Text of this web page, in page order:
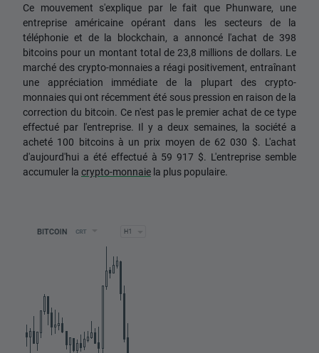
Ce mouvement s'explique par le fait que Phunware, une
entreprise américaine opérant dans les secteurs de la
téléphonie et de la blockchain, a annoncé l'achat de 398
bitcoins pour un montant total de 23,8 millions de dollars. Le
marché des crypto-monnaies a réagi positivement, entraînant
une appréciation immédiate de la plupart des crypto-
monnaies qui ont récemment été sous pression en raison de la
correction du bitcoin. Ce n'est pas le premier achat de ce type
effectué par l'entreprise. Il y a deux semaines, la société a
acheté 100 bitcoins à un prix moyen de 62 030 $. L'achat
d'aujourd'hui a été effectué à 59 917 $. L'entreprise semble
accumuler la crypto-monnaie la plus populaire.